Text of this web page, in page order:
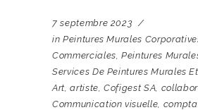
7 septembre 2023
in Peintures Murales
Commerciales,Peintures
Services De Peintures Murales
Art,artiste,Cofigest SA,
Communication visuelle,